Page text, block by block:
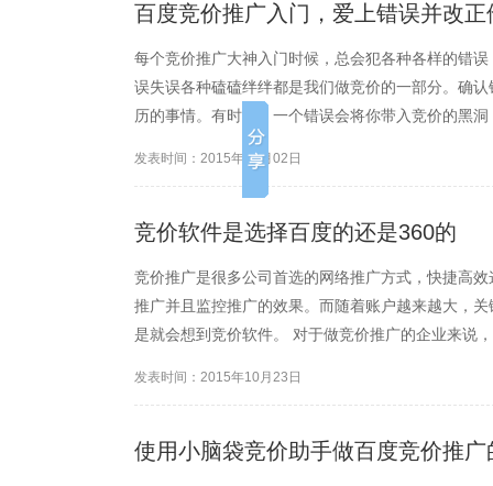
百度竞价推广入门，爱上错误并改正
每个竞价推广大神入门时候，总会犯各种各样的错
误失误各种磕磕绊绊都是我们做竞价的一部分。确
历的事情。有时候，一个错误会将你带入竞价的黑
方法解决他们。那么竞价上的错误是什么呢？我们
决方法。你有没有通过犯错...
发表时间：2015年11月02日
竞价软件是选择百度的还是360的
竞价推广是很多公司首选的网络推广方式，快捷高
推广并且监控推广的效果。而随着账户越来越大，
是就会想到竞价软件。 对于做竞价推广的企业来说
发表时间：2015年10月23日
使用小脑袋竞价助手做百度竞价推广